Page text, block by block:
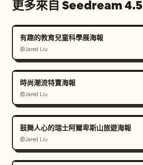
更多來自 Seedream 4.5
有趣的教育兒童科學展海報
@Jared Liu
時尚潮流特賣海報
@Jared Liu
鼓舞人心的瑞士阿爾卑斯山旅遊海報
@Jared Liu